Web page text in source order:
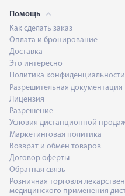
Помощь
Как сделать заказ
Оплата и бронирование
Доставка
Это интересно
Политика конфиденциальности
Разрешительная документация
Лицензия
Разрешение
Условия дистанционной
Маркетинговая политика
Возврат и обмен товаров
Договор оферты
Обратная связь
Розничная торговля
медицинского применения